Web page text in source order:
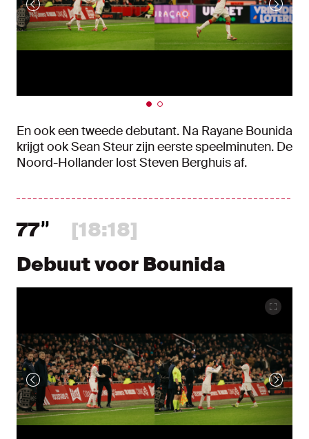
En ook een tweede debutant. Na Rayane Bounida
krijgt ook Sean Steur zijn eerste speelminuten. De
Noord-Hollander lost Steven Berghuis af.
77
[18:18]
Debuut voor Bounida